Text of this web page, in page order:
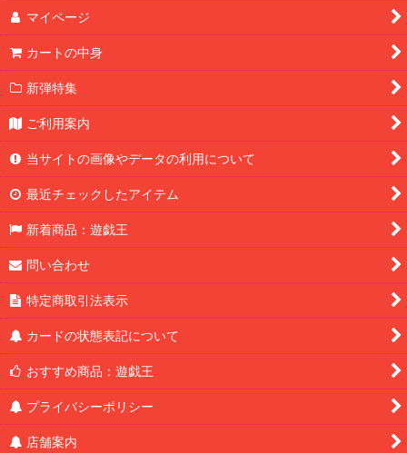
マイページ
カートの中身
新弾特集
ご利用案内
当サイトの画像やデータの利用について
最近チェックしたアイテム
新着商品：遊戯王
問い合わせ
特定商取引法表示
カードの状態表記について
おすすめ商品：遊戯王
プライバシーポリシー
店舗案内